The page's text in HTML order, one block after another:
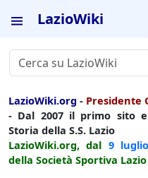
LazioWiki
LazioWiki.org - Presidente
- Dal 2007 il primo sito
Storia della S.S. Lazio
LazioWiki.org, dal 9 luglio
della Società Sportiva Lazio